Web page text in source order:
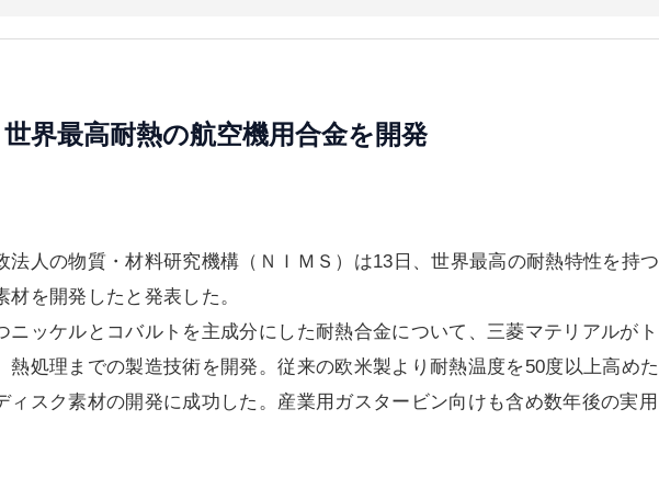
界最高耐熱の航空機用合金を開発
人の物質・材料研究機構（ＮＩＭＳ）は13日、世界最高の耐熱特性を持つ
を開発したと発表した。
ッケルとコバルトを主成分にした耐熱合金について、三菱マテリアルがト
熱処理までの製造技術を開発。従来の欧米製より耐熱温度を50度以上高めた
ィスク素材の開発に成功した。産業用ガスタービン向けも含め数年後の実用